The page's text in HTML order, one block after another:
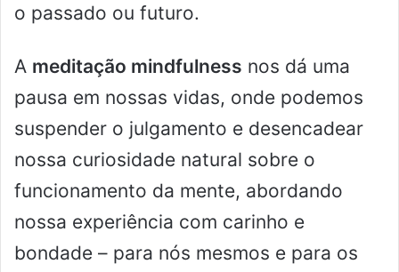
o passado ou futuro.
A meditação mindfulness nos dá uma
pausa em nossas vidas, onde podemos
suspender o julgamento e desencadear
nossa curiosidade natural sobre o
funcionamento da mente, abordando
nossa experiência com carinho e
bondade – para nós mesmos e para os